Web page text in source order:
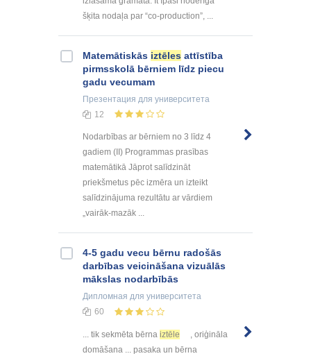
šķita nodaļa par “co-production”, ...
Matemātiskās iztēles attīstība
pirmsskolā bērniem līdz piecu
gadu vecumam
Презентация для университета
12
Nodarbības ar bērniem no 3 līdz 4
gadiem (II) Programmas prasības
matemātikā Jāprot salīdzināt
priekšmetus pēc izmēra un izteikt
salīdzinājuma rezultātu ar vārdiem
„vairāk-mazāk ...
4-5 gadu vecu bērnu radošās
darbības veicināšana vizuālās
mākslas nodarbībās
Дипломная для университета
60
... tik sekmēta bērna iztēle
, oriģināla
domāšana ... pasaka un bērna